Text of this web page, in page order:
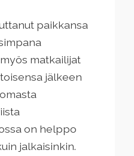
paikkansa
matkailijat
jälkeen
on helppo
jalkaisinkin.